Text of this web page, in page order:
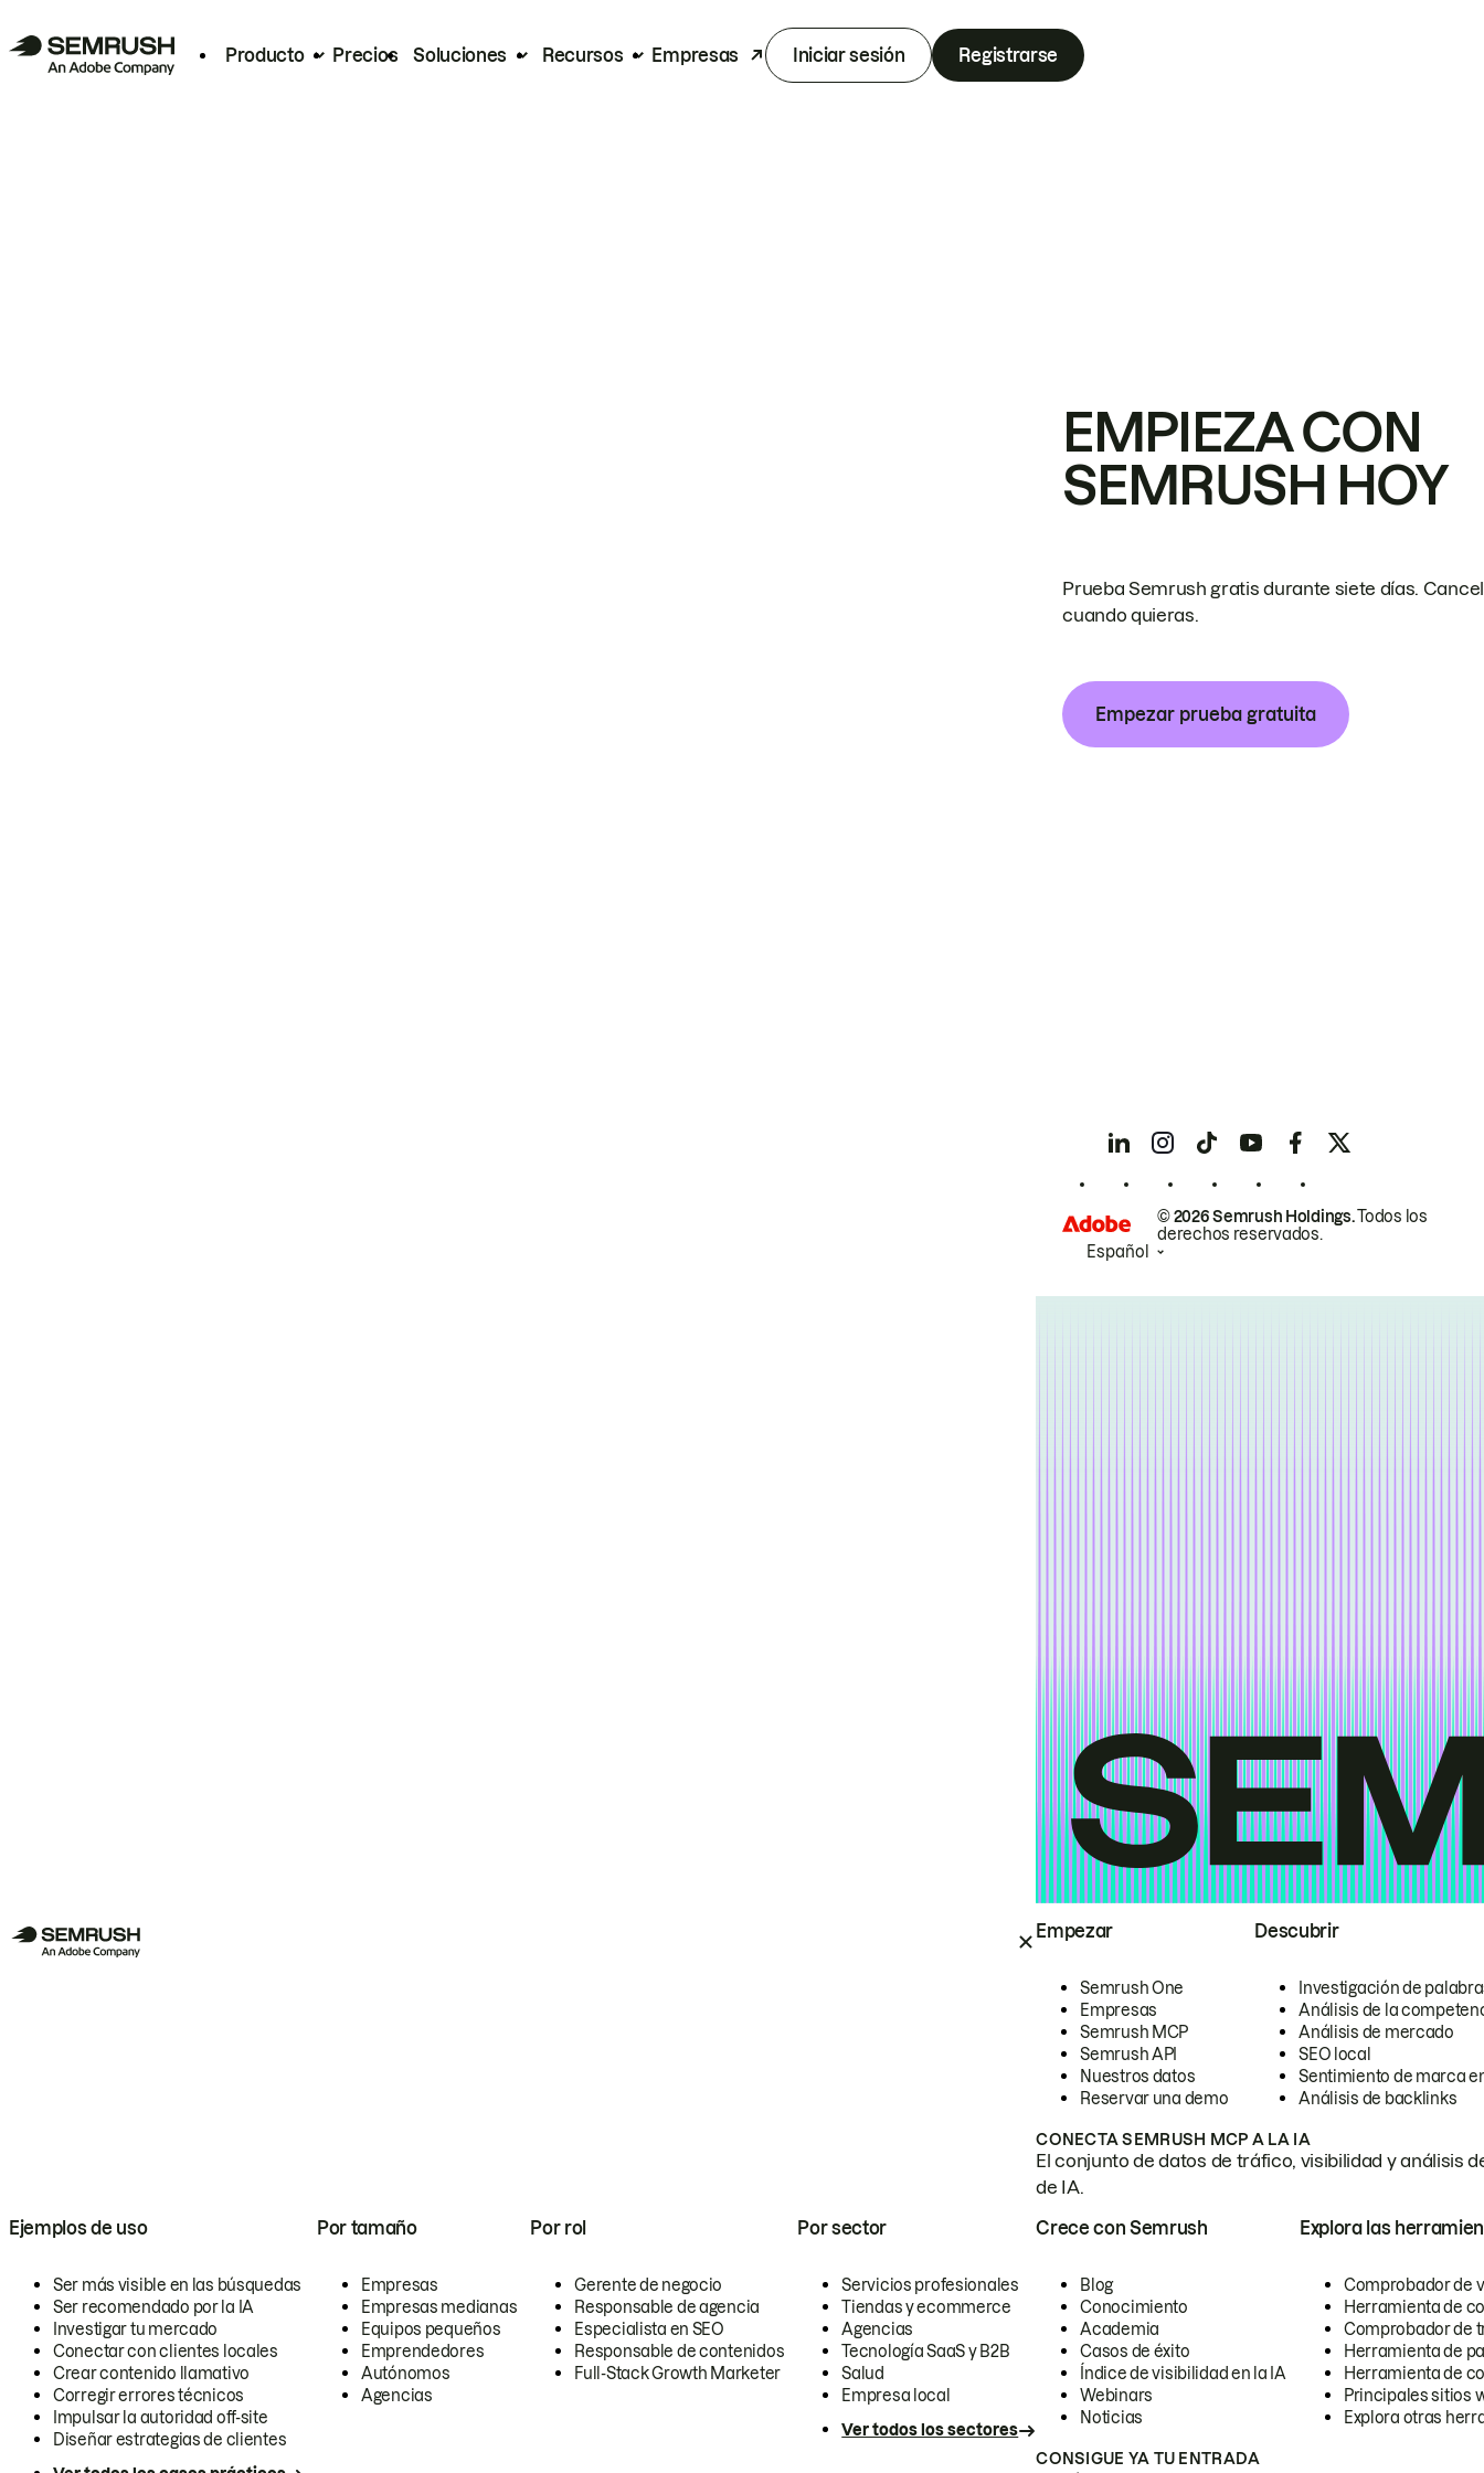
Producto Precios Soluciones Recursos Empresas Iniciar sesión Registrarse
Empezar
Semrush One
Empresas
Semrush MCP
Semrush API
Nuestros datos
Reservar una demo
Descubrir
Investigación de
Análisis de la
Análisis de mercado
SEO local
Sentimiento de marca
Análisis de backlinks
CONECTA SEMRUSH MCP A LA IA
El conjunto de datos de tráfico, visibilidad y análisis
de IA.
Ejemplos de uso
Ser más visible en las búsquedas
Ser recomendado por la IA
Investigar tu mercado
Conectar con clientes locales
Crear contenido llamativo
Corregir errores técnicos
Impulsar la autoridad off-site
Diseñar estrategias de clientes
Por tamaño
Empresas
Empresas medianas
Equipos pequeños
Emprendedores
Autónomos
Agencias
Por rol
Gerente de negocio
Responsable de agencia
Especialista en SEO
Responsable de contenidos
Full-Stack Growth Marketer
Por sector
Servicios profesionales
Tiendas y ecommerce
Agencias
Tecnología SaaS y B2B
Salud
Empresa local
Ver todos los sectores
Crece con Semrush
Blog
Conocimiento
Academia
Casos de éxito
Índice de visibilidad en la IA
Webinars
Noticias
Explora las
Comprobador de
Herramienta de
Comprobador de
Herramienta de
Herramienta de
Principales sitios
Explora otras
CONSIGUE YA TU ENTRADA
EMPIEZA CON
SEMRUSH HOY
Prueba Semrush gratis durante siete días.
cuando quieras.
Empezar prueba gratuita
© 2026 Semrush Holdings.Todos los
derechos reservados.
Español